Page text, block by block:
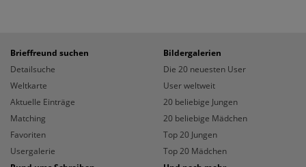
Brieffreund suchen
Detailsuche
Weltkarte
Aktuelle Einträge
Matching
Favoriten
Usergalerie
Bildergalerien
Die 20 neuesten User
User weltweit
20 beliebige Jungen
20 beliebige Mädchen
Top 20 Jungen
Top 20 Mädchen